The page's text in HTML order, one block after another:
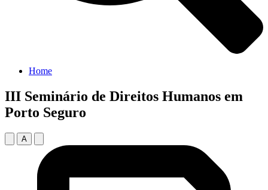
Home
III Seminário de Direitos Humanos em
Porto Seguro
A